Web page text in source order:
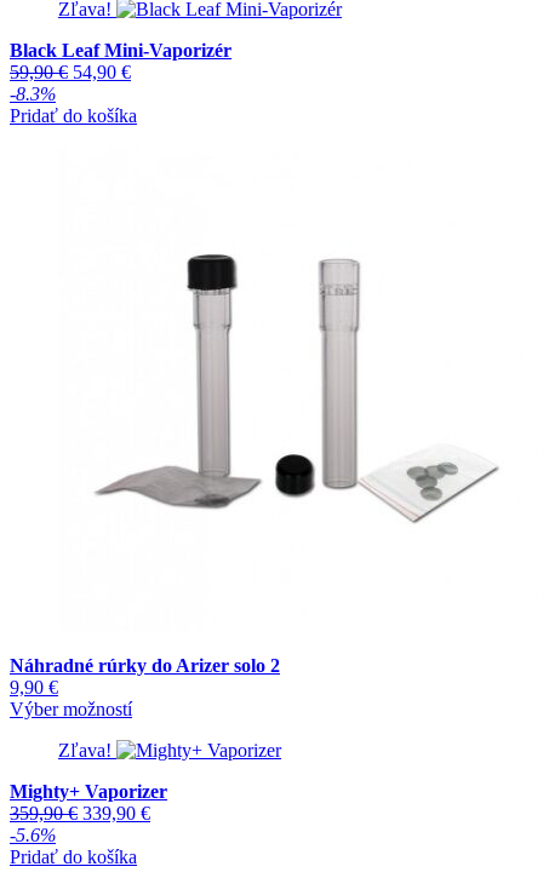
Zľava!
Black Leaf Mini-Vaporizér
59,90€ Pôvodná
bola:
54,90 €Aktuálna
je:
-8.3%
Pridať do košíka
Náhradné rúrky do Arizer solo 2
9,90 €
Výber možnostíTento
má
variantov.
Možnosti
môžete
Zľava!
Mighty+ Vaporizer
359,90€ Pôvodná
bola:
339,90 €Aktuálna
-5.6%
Pridať do košíka